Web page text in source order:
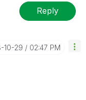
Reply
10-29 02:47 PM